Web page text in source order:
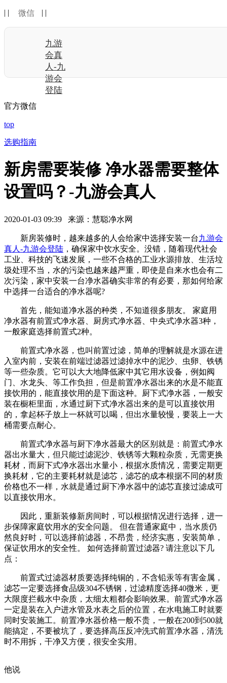
| | 微信 | |
九游
会真
人-九
游会
登陆
官方微信
top
选购指南
新房需要装修 净水器需要整体
设置吗？-九游会真人
2020-01-03 09:39 来源：慧聪净水网
新房装修时，越来越多的人会给家中选择安装一台九游会
真人-九游会登陆 ，确保家中饮水安全。没错，随着现代社会
工业、科技的飞速发展，一些不合格的工业水源排放、生活垃
圾处理不当，水的污染也越来越严重，即使是自来水也会有二
次污染，家中安装一台净水器确实非常的有必要，那如何给家
中选择一台适合的净水器呢?
首先，能知道净水器的种类，不知道很多朋友。 家庭用
净水器有前置式净水器、厨房式净水器、中央式净水器3种，
一般家庭选择前置式2种。
前置式净水器，也叫前置过滤，简单的理解就是水源在进
入室内前，安装在前端过滤器过滤掉水中的泥沙、虫卵、铁锈
等一些杂质。它可以大大地降低家中其它用水设备，例如阀
门、水龙头、等工作负担，但是前置净水器出来的水是不能直
接饮用的，能直接饮用的是下面这种。厨下式净水器，一般安
装在橱柜里面，水通过厨下式净水器出来的是可以直接饮用
的，拿起杯子放上一杯就可以喝，但出水量较慢，要装上一大
桶需要点耐心。
前置式净水器与厨下净水器最大的区别就是：前置式净水
器出水量大，但只能过滤泥沙、铁锈等大颗粒杂质，无需更换
耗材，而厨下式净水器出水量小，根据水质情况，需要定期更
换耗材，它的主要耗材就是滤芯，滤芯的成本根据不同的材质
价格也不一样，水就是通过厨下净水器中的滤芯直接过滤成可
以直接饮用水。
因此，重新装修新房间时，可以根据情况进行选择，进一
步保障家庭饮用水的安全问题。 但在普通家庭中，当水质仍
然良好时，可以选择前滤器，不昂贵，经济实惠，安装简单，
保证饮用水的安全性。 如何选择前置过滤器? 请注意以下几
点：
前置式过滤器材质要选择纯铜的，不含铅汞等有害金属，
滤芯一定要选择食品级304不锈钢，过滤精度选择40微米，更
大限度拦截水中杂质，太细太粗都会影响效果。前置式净水器
一定是装在入户进水管及水表之后的位置，在水电施工时就要
同时安装施工。前置净水器价格一般不贵，一般在200到500就
能搞定，不要被坑了，要选择高压反冲洗式前置净水器，清洗
时不用拆，干净又方便，很安全实用。
他说